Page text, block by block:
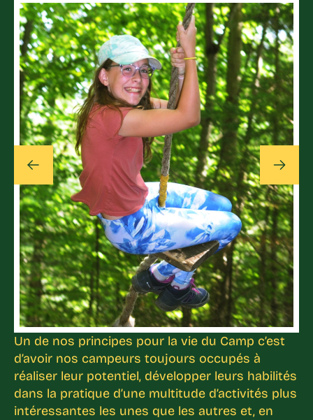
Un de nos principes pour la vie du Camp c’est
d’avoir nos campeurs toujours occupés à
réaliser leur potentiel, développer leurs habilités
dans la pratique d’une multitude d’activités plus
intéressantes les unes que les autres et, en